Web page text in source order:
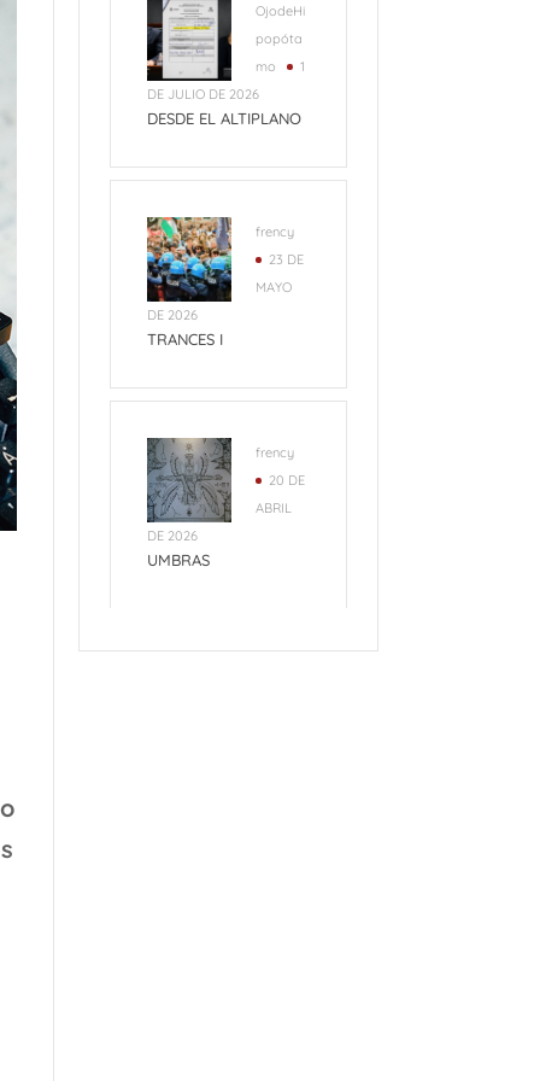
OjodeHi
popóta
mo
1
DE JULIO DE 2026
DESDE EL ALTIPLANO
frency
23 DE
MAYO
DE 2026
TRANCES I
frency
20 DE
ABRIL
DE 2026
UMBRAS